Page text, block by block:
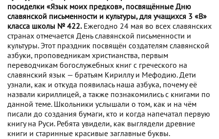
посиделки «Язык моих предков», посвящённые Дню
славянской письменности и культуры, для учащихся 3 «В»
класса школы № 422.Ежегодно 24 мая во всех славянских
странах отмечается День славянской письменности и
культуры. Этот праздник посвящён создателям славянской
азбуки, проповедникам христианства, первым
переводчикам богослужебных книг с греческого на
славянский язык — братьям Кириллу и Мефодию. Дети
узнали, как и откуда появилась наша азбука, почему её
назвали кириллицей, а также познакомились с книгами по
данной теме. Школьники услышали о том, как и на чём
писали до создания бумаги, кто и когда напечатал первую
книгу на Руси. Ребята увидели, как выглядели древние
книги и старинные красивые заглавные буквы.